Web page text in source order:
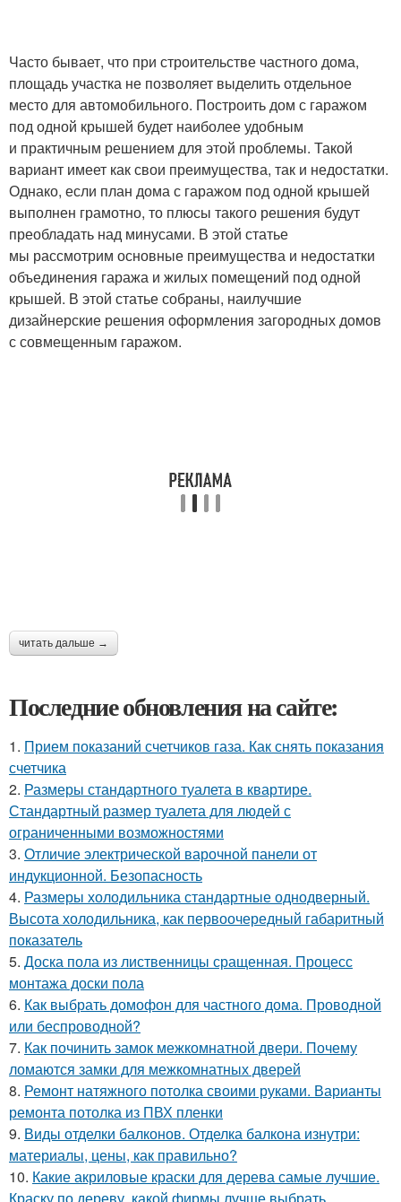
Часто бывает, что при строительстве частного дома,
площадь участка не позволяет выделить отдельное
место для автомобильного. Построить дом с гаражом
под одной крышей будет наиболее удобным
и практичным решением для этой проблемы. Такой
вариант имеет как свои преимущества, так и недостатки.
Однако, если план дома с гаражом под одной крышей
выполнен грамотно, то плюсы такого решения будут
преобладать над минусами. В этой статье
мы рассмотрим основные преимущества и недостатки
объединения гаража и жилых помещений под одной
крышей. В этой статье собраны, наилучшие
дизайнерские решения оформления загородных домов
с совмещенным гаражом.
читать дальше →
Последние обновления на сайте:
1. Прием показаний счетчиков газа. Как снять показания
счетчика
2. Размеры стандартного туалета в квартире.
Стандартный размер туалета для людей с
ограниченными возможностями
3. Отличие электрической варочной панели от
индукционной. Безопасность
4. Размеры холодильника стандартные однодверный.
Высота холодильника, как первоочередный габаритный
показатель
5. Доска пола из лиственницы сращенная. Процесс
монтажа доски пола
6. Как выбрать домофон для частного дома. Проводной
или беспроводной?
7. Как починить замок межкомнатной двери. Почему
ломаются замки для межкомнатных дверей
8. Ремонт натяжного потолка своими руками. Варианты
ремонта потолка из ПВХ пленки
9. Виды отделки балконов. Отделка балкона изнутри:
материалы, цены, как правильно?
10. Какие акриловые краски для дерева самые лучшие.